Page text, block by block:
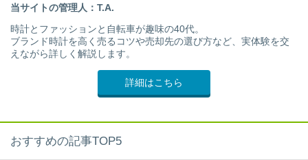
当サイトの管理人：T.A.
時計とファッションと自転車が趣味の40代。
ブランド時計を高く売るコツや売却先の選び方など、実体験を交
えながら詳しく解説します。
詳細はこちら
おすすめの記事TOP5